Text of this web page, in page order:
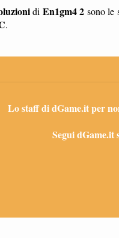
di En1gm4 2 sono le
.
Lo staff di dGame.it per
Segui dGame.it